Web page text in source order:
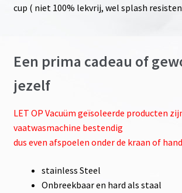
cup ( niet 100% lekvrij, wel splash
Een prima cadeau of
jezelf
LET OP Vacuüm geïsoleerde producten
vaatwasmachine bestendig
dus even afspoelen onder de kraan of
stainless Steel
Onbreekbaar en hard als staal